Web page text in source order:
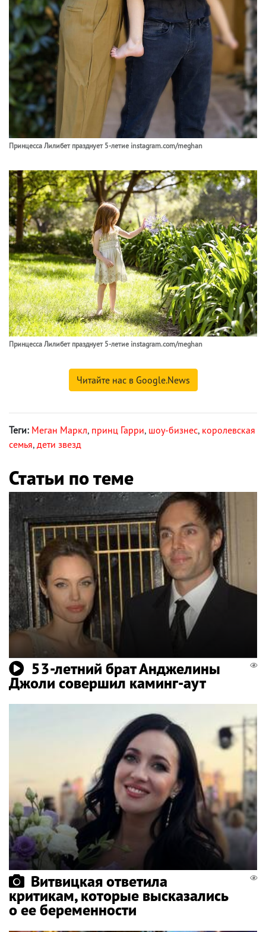
Принцесса Лилибет празднует 5-летие instagram.com/meghan
Принцесса Лилибет празднует 5-летие instagram.com/meghan
Читайте нас в Google.News
Теги: Меган Маркл, принц Гарри, шоу-бизнес, королевская
семья, дети звезд
Статьи по теме
53-летний брат Анджелины
Джоли совершил каминг-аут
Витвицкая ответила
критикам, которые высказались
о ее беременности